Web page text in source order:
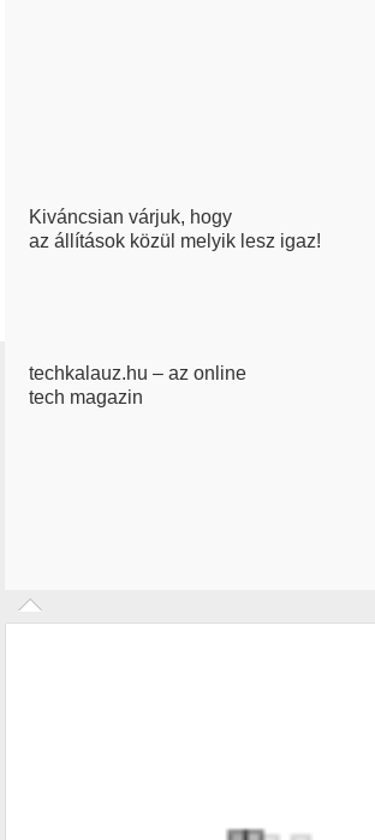
Kiváncsian várjuk, hogy
az állítások közül melyik lesz igaz!
techkalauz.hu – az online
tech magazin